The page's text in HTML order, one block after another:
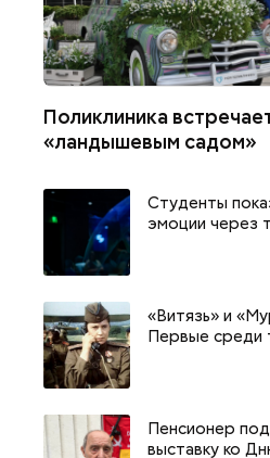
Поликлиника
«ландышевым садом»
Студенты
эмоции через
«Витязь» и
Первые среди
Пенсионер
выставку ко